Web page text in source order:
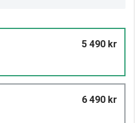
5 490 kr
6 490 kr